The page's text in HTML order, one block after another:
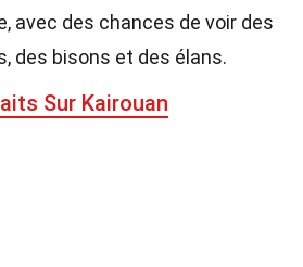
avec des chances de voir des
des bisons et des élans.
Sur Kairouan